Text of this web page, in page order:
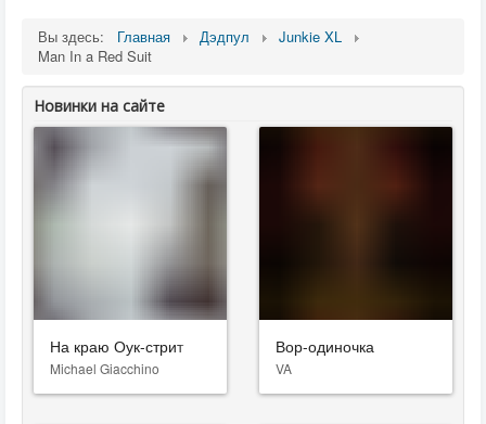
Вы здесь: Главная Дэдпул
Junkie XL
Man In a Red Suit
Новинки на сайте
На краю Оук-стрит
Michael Giacchino
Вор-одиночка
VA